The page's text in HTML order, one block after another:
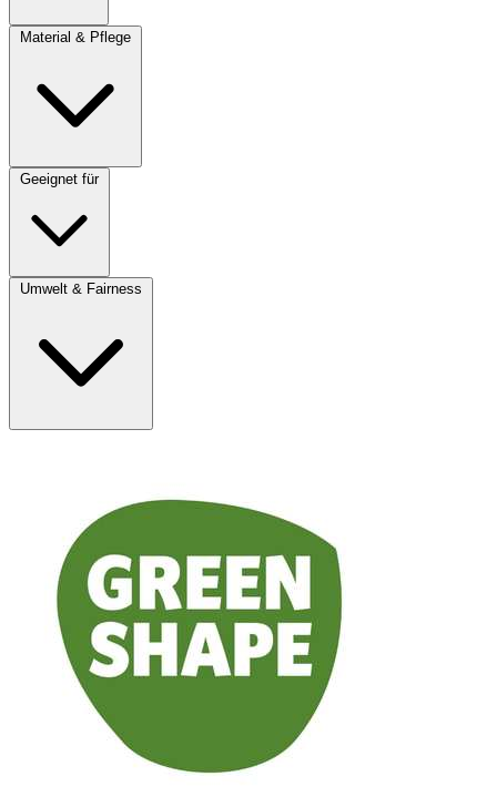
Material & Pflege
Geeignet für
Umwelt & Fairness